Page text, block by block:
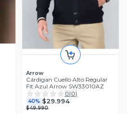
Arrow
Cárdigan Cuello Alto Regular
Fit Azul Arrow SW33010AZ
0(0)
40% $29.994
$49.990